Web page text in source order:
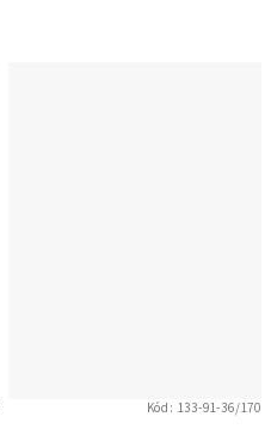
Kód: 133-91-36/170